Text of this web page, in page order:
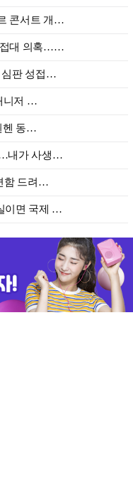
콘서트 개…
접대 의혹……
심판 성접…
니저 …
헨 동…
…내가 사생…
함 드려…
이면 국제 …